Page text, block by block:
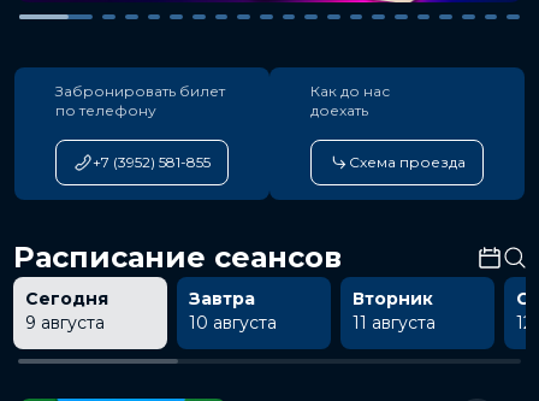
Забронировать билет
по телефону
+7 (3952) 581-855
Как до нас
доехать
Схема проезда
Расписание сеансов
Сегодня
9 августа
Завтра
10 августа
Вторник
11 августа
12